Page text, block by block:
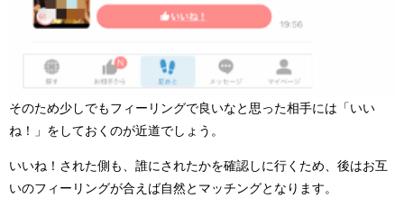
そのため少しでもフィーリングで良いなと思った相手には「いい
ね！」をしておくのが近道でしょう。
いいね！された側も、誰にされたかを確認しに行くため、後はお互
いのフィーリングが合えば自然とマッチングとなります。